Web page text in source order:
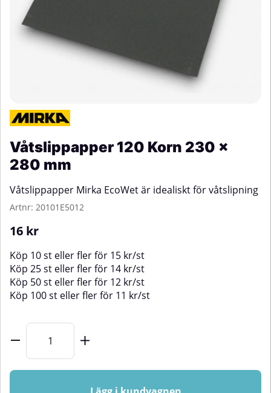
Våtslippapper 120 Korn 230 x
280 mm
Våtslippapper Mirka EcoWet är idealiskt för våtslipning
Artnr: 20101E5012
16 kr
Köp 10 st eller fler för 15 kr/st
Köp 25 st eller fler för 14 kr/st
Köp 50 st eller fler för 12 kr/st
Köp 100 st eller fler för 11 kr/st